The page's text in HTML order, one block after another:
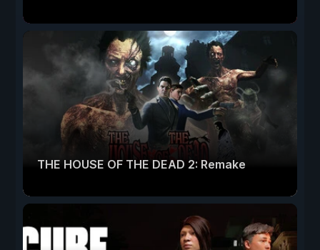
THE HOUSE OF THE DEAD 2: Remake